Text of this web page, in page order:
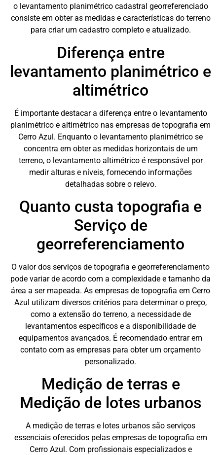
o levantamento planimétrico cadastral georreferenciado
consiste em obter as medidas e características do terreno
para criar um cadastro completo e atualizado.
Diferença entre
levantamento planimétrico e
altimétrico
É importante destacar a diferença entre o levantamento
planimétrico e altimétrico nas empresas de topografia em
Cerro Azul. Enquanto o levantamento planimétrico se
concentra em obter as medidas horizontais de um
terreno, o levantamento altimétrico é responsável por
medir alturas e níveis, fornecendo informações
detalhadas sobre o relevo.
Quanto custa topografia e
Serviço de
georreferenciamento
O valor dos serviços de topografia e georreferenciamento
pode variar de acordo com a complexidade e tamanho da
área a ser mapeada. As empresas de topografia em Cerro
Azul utilizam diversos critérios para determinar o preço,
como a extensão do terreno, a necessidade de
levantamentos específicos e a disponibilidade de
equipamentos avançados. É recomendado entrar em
contato com as empresas para obter um orçamento
personalizado.
Medição de terras e
Medição de lotes urbanos
A medição de terras e lotes urbanos são serviços
essenciais oferecidos pelas empresas de topografia em
Cerro Azul. Com profissionais especializados e